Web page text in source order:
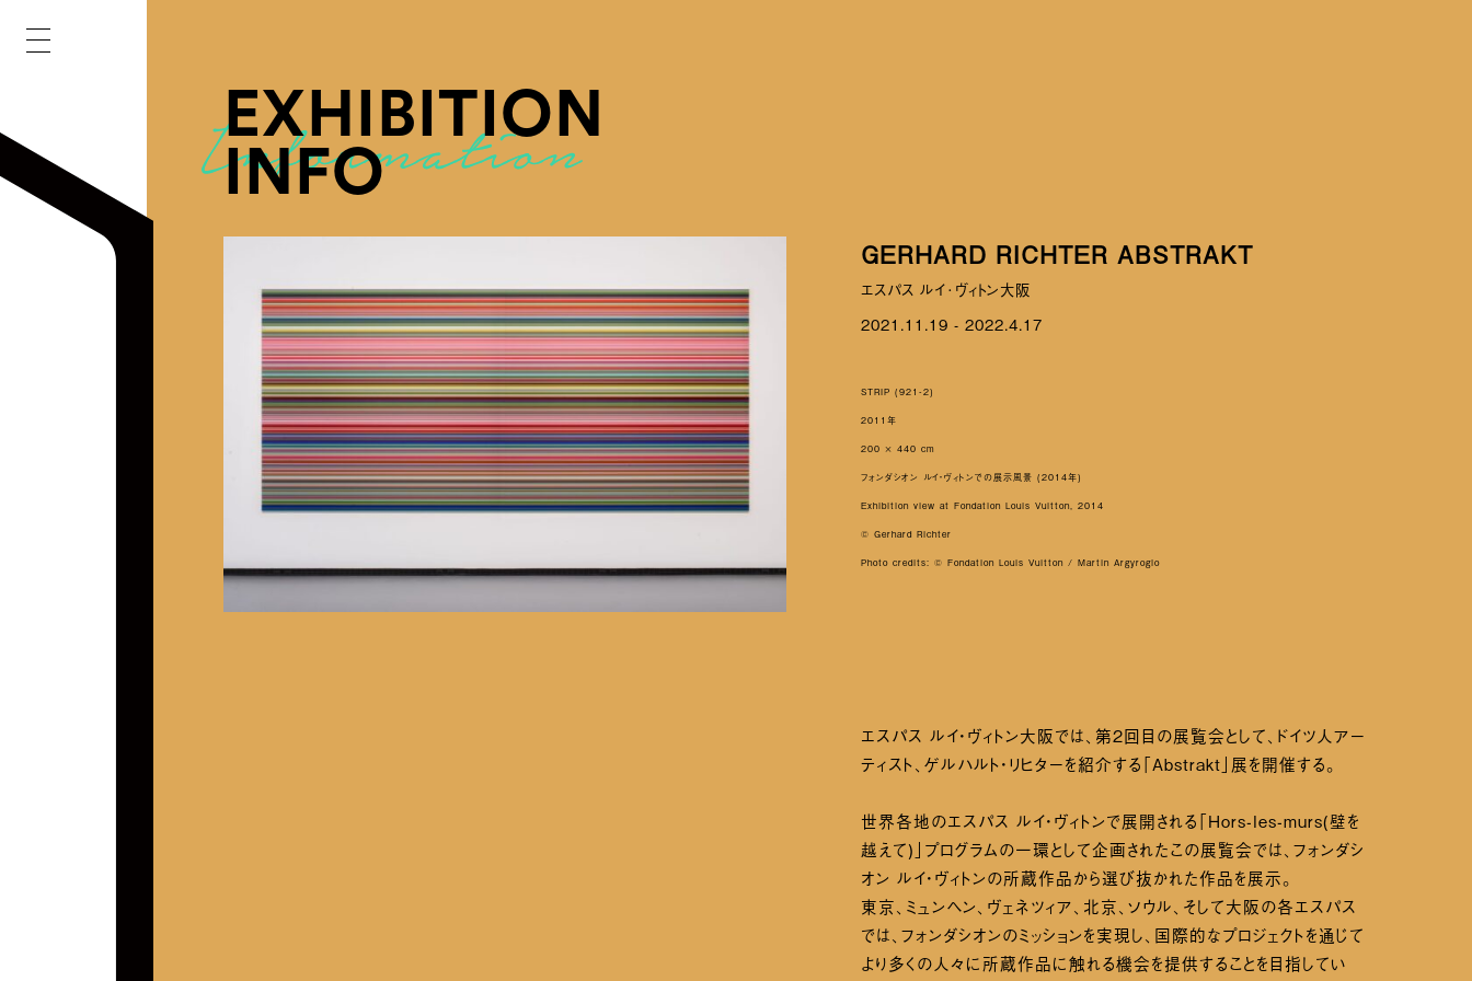
EXHIBITION
INFO
GERHARD RICHTER ABSTRAKT
エスパス ルイ･ヴィトン大阪
2021.11.19 - 2022.4.17
STRIP (921-2)
2011年
200 × 440 cm
フォンダシオン ルイ・ヴィトンでの展示風景 (2014年)
Exhibition view at Fondation Louis Vuitton, 2014
© Gerhard Richter
Photo credits: © Fondation Louis Vuitton / Martin Argyroglo
エスパス ルイ・ヴィトン大阪では、第2回目の展覧会として、ドイツ人アー
ティスト、ゲルハルト・リヒターを紹介する「Abstrakt」展を開催する。
世界各地のエスパス ルイ・ヴィトンで展開される「Hors-les-murs(壁を
越えて)」プログラムの一環として企画されたこの展覧会では、フォンダシ
オン ルイ・ヴィトンの所蔵作品から選び抜かれた作品を展示。
東京、ミュンヘン、ヴェネツィア、北京、ソウル、そして大阪の各エスパス
では、フォンダシオンのミッションを実現し、国際的なプロジェクトを通じて
より多くの人々に所蔵作品に触れる機会を提供することを目指してい